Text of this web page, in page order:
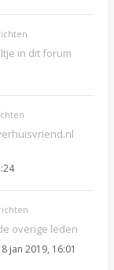
in dit forum
overige leden
jan 2019, 16:01